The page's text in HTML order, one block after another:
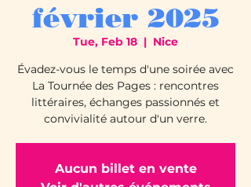
février 2025
Tue, Feb 18
  |
Nice
Évadez-vous le temps d'une soirée avec
La Tournée des Pages : rencontres
littéraires, échanges passionnés et
convivialité autour d'un verre.
Aucun billet en vente